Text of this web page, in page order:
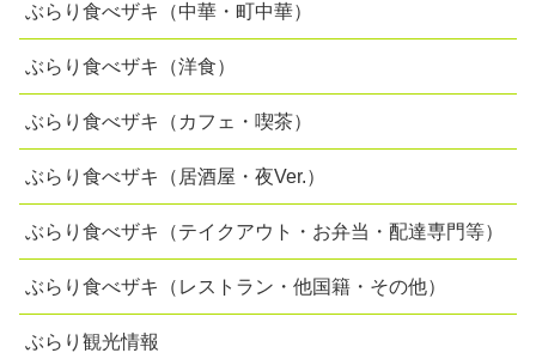
ぶらり食べザキ（中華・町中華）
ぶらり食べザキ（洋食）
ぶらり食べザキ（カフェ・喫茶）
ぶらり食べザキ（居酒屋・夜Ver.）
ぶらり食べザキ（テイクアウト・お弁当・配達専門等）
ぶらり食べザキ（レストラン・他国籍・その他）
ぶらり観光情報